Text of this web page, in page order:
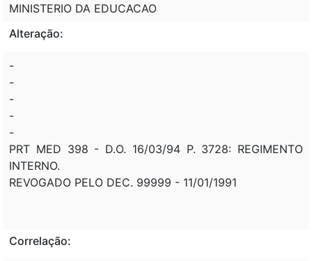
MINISTERIO DA EDUCACAO
Alteração:
-
-
-
-
-
PRT MED 398 - D.O. 16/03/94 P. 3728: REGIMENTO
INTERNO.
REVOGADO PELO DEC. 99999 - 11/01/1991
Correlação: